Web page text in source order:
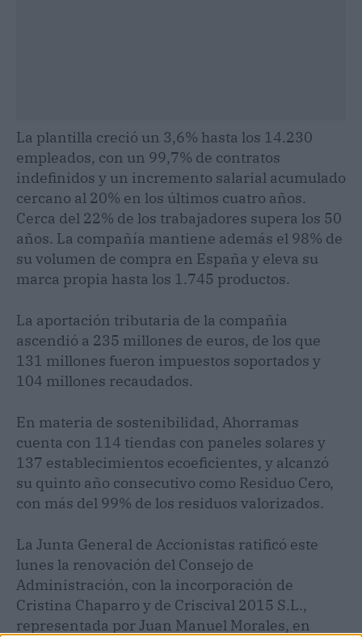
La plantilla creció un 3,6% hasta los 14.230
empleados, con un 99,7% de contratos
indefinidos y un incremento salarial acumulado
cercano al 20% en los últimos cuatro años.
Cerca del 22% de los trabajadores supera los 50
años. La compañía mantiene además el 98% de
su volumen de compra en España y eleva su
marca propia hasta los 1.745 productos.
La aportación tributaria de la compañía
ascendió a 235 millones de euros, de los que
131 millones fueron impuestos soportados y
104 millones recaudados.
En materia de sostenibilidad, Ahorramas
cuenta con 114 tiendas con paneles solares y
137 establecimientos ecoeficientes, y alcanzó
su quinto año consecutivo como Residuo Cero,
con más del 99% de los residuos valorizados.
La Junta General de Accionistas ratificó este
lunes la renovación del Consejo de
Administración, con la incorporación de
Cristina Chaparro y de Criscival 2015 S.L.,
representada por Juan Manuel Morales, en